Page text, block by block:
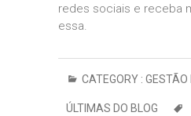
redes sociais e receba
essa.
CATEGORY : GESTÃO
ÚLTIMAS DO BLOG